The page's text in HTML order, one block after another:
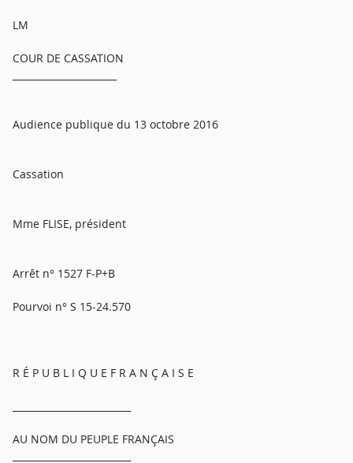
LM
COUR DE CASSATION
Audience publique du 13 octobre 2016
Cassation
Mme FLISE, président
Arrêt n° 1527 F-P+B
Pourvoi n° S 15-24.570
R É P U B L I Q U E F R A N Ç A I S E
AU NOM DU PEUPLE FRANÇAIS